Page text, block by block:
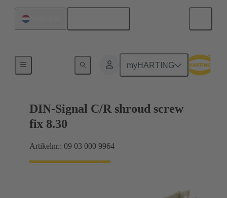
myHARTING
Moederbord naar dochterkaart-aansluiting
DIN-Signal C/R shroud screw
fix 8.30
Artikelnr.: 09 03 000 9964